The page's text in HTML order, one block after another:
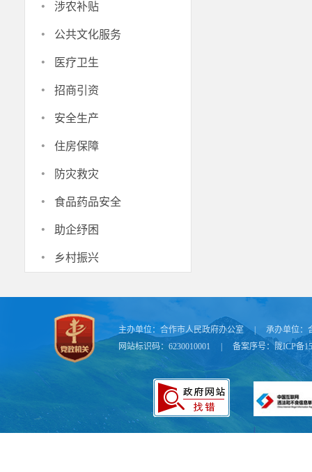
· 涉农补贴
· 公共文化服务
· 医疗卫生
· 招商引资
· 安全生产
· 住房保障
· 防灾救灾
· 食品药品安全
· 助企纾困
· 乡村振兴
主办单位： 合作市人民政府办公室 承办单位：
网站标识码：6230010001
备案序号：陇ICP备